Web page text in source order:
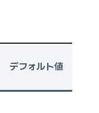
デフォルト値